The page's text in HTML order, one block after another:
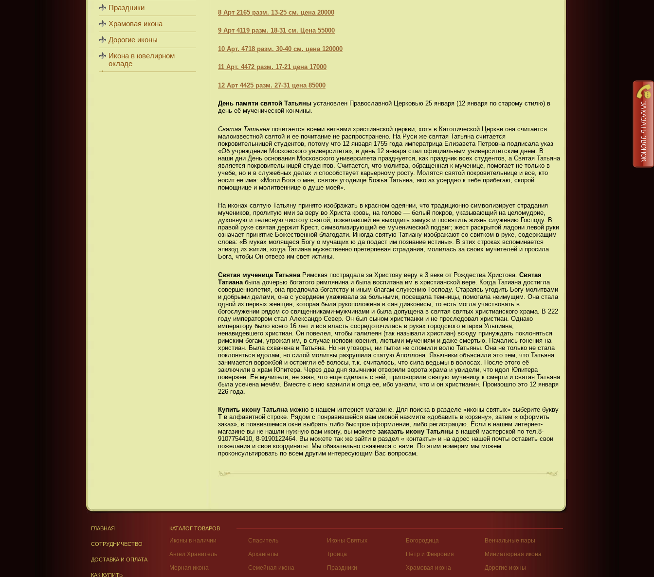
8 Арт 2165 разм. 13-25 см. цена 20000
9 Арт 4119 разм. 18-31 см. Цена 55000
10 Арт. 4718 разм. 30-40 см. цена 120000
11 Арт. 4472 разм. 17-21 цена 17000
12 Арт 4425 разм. 27-31 цена 85000
День памяти святой Татьяны установлен Православной Церковью 25 января (12 января по старому стилю) в
день её мученической кончины.
Святая Татьяна почитается всеми ветвями христианской церкви, хотя в Католической Церкви она считается
малоизвестной святой и ее почитание не распространено. На Руси же святая Татьяна считается
покровительницей студентов, потому что 12 января 1755 года императрица Елизавета Петровна подписала указ
«Об учреждении Московского университета», и день 12 января стал официальным университетским днем. В
наши дни День основания Московского университета празднуется, как праздник всех студентов, а Святая Татьяна
является покровительницей студентов. Считается, что молитва, обращенная к мученице, помогает не только в
учебе, но и в служебных делах и способствует карьерному росту. Молятся святой покровительнице и все, кто
носит ее имя: «Моли Бога о мне, святая угоднице Божья Татьяна, яко аз усердно к тебе прибегаю, скорой
помощнице и молитвеннице о душе моей».
На иконах святую Татьяну принято изображать в красном одеянии, что традиционно символизирует страдания
мучеников, пролитую ими за веру во Христа кровь, на голове — белый покров, указывающий на целомудрие,
духовную и телесную чистоту святой, пожелавшей не выходить замуж и посвятить жизнь служению Господу. В
правой руке святая держит Крест, символизирующий ее мученический подвиг; жест раскрытой ладони левой руки
означает принятие Божественной благодати. Иногда святую Татиану изображают со свитком в руке, содержащим
слова: «В муках молящеся Богу о мучащих ю да подаст им познание истины». В этих строках вспоминается
эпизод из жития, когда Татиана мужественно претерпевая страдания, молилась за своих мучителей и просила
Бога, чтобы Он отверз им свет истины.
Святая мученица Татьяна Римская пострадала за Христову веру в 3 веке от Рождества Христова. Святая
Татиана была дочерью богатого римлянина и была воспитана им в христианской вере. Когда Татиана достигла
совершеннолетия, она предпочла богатству и иным благам служению Господу. Стараясь угодить Богу молитвами
и добрыми делами, она с усердием ухаживала за больными, посещала темницы, помогала неимущим. Она стала
одной из первых женщин, которая была рукоположена в сан диаконисы, то есть могла участвовать в
богослужении рядом со священниками-мужчинами и была допущена в святая святых христианского храма. В 222
году императором стал Александр Север. Он был сыном христианки и не преследовал христиан. Однако
императору было всего 16 лет и вся власть сосредоточилась в руках городского епарха Ульпиана,
ненавидевшего христиан. Он повелел, чтобы галилеян (так называли христиан) всюду принуждать поклоняться
римским богам, угрожая им, в случае неповиновения, лютыми мучениям и даже смертью. Начались гонения на
христиан. Была схвачена и Татьяна. Но ни уговоры, ни пытки не сломили волю Татьяны. Она не только не стала
поклоняться идолам, но силой молитвы разрушила статую Аполлона. Язычники объяснили это тем, что Татьяна
занимается ворожбой и остригли её волосы, т.к. считалось, что сила ведьмы в волосах. После этого её
заключили в храм Юпитера. Через два дня язычники отворили ворота храма и увидели, что идол Юпитера
повержен. Её мучители, не зная, что еще сделать с ней, приговорили святую мученицу к смерти и святая Татьяна
была усечена мечём. Вместе с нею казнили и отца ее, ибо узнали, что и он христианин. Произошло это 12 января
226 года.
Купить икону Татьянаможно в нашем интернет-магазине. Для поиска в разделе «иконы святых» выберите букву
Т в алфавитной строке. Рядом с понравившейся вам иконой нажмите «добавить в корзину», затем « оформить
заказ», в появившемся окне выбрать либо быстрое оформление, либо регистрацию. Если в нашем интернет-
магазине вы не нашли нужную вам икону, вы можете заказать икону Татьяны в нашей мастерской по тел.8-
9107754410, 8-9190122464. Вы можете так же зайти в раздел « контакты» и на адрес нашей почты оставить свои
пожелания и свои координаты. Мы обязательно свяжемся с вами. По этим номерам мы можем
проконсультировать по всем другим интересующим Вас вопросам.
Праздники
Храмовая икона
Дорогие иконы
Икона в ювелирном
окладе
ЗАКАЗАТЬ ЗВОНОК
ГЛАВНАЯ
СОТРУДНИЧЕСТВО
ДОСТАВКА И ОПЛАТА
КАК КУПИТЬ
КАТАЛОГ ТОВАРОВ
Иконы в наличии Спаситель Иконы Святых Богородица
Венчальные пары
Ангел Хранитель
Архангелы Троица Пётр и Феврония
Миниатюрная икона
Мерная икона
Семейная икона Праздники Храмовая икона Дорогие иконы